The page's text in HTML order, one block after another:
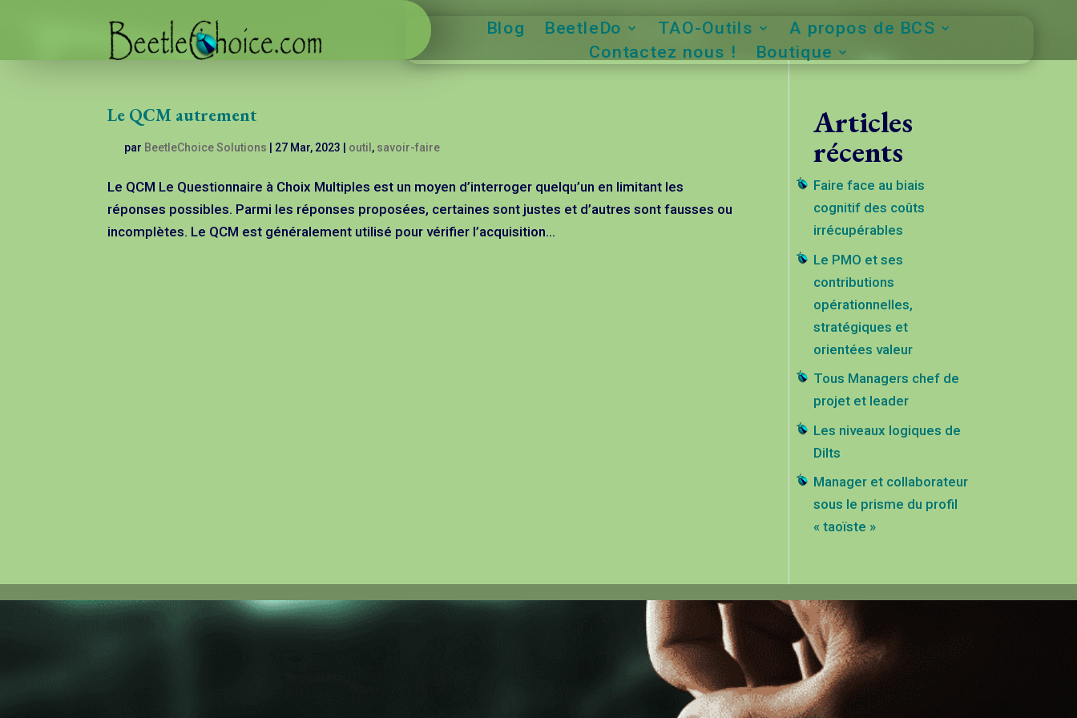
Blog BeetleDo TAO-Outils
A propos de BCS
Contactez nous !
Boutique
Le QCM autrement
par BeetleChoice Solutions | 27 Mar, 2023 | outil, savoir-faire
Le QCM Le Questionnaire à Choix Multiples est un moyen d’interroger quelqu’un en limitant les
réponses possibles. Parmi les réponses proposées, certaines sont justes et d’autres sont fausses ou
incomplètes. Le QCM est généralement utilisé pour vérifier l’acquisition...
Articles
récents
Faire face au biais
cognitif des coûts
irrécupérables
Le PMO et ses
contributions
opérationnelles,
stratégiques et
orientées valeur
Tous Managers chef de
projet et leader
Les niveaux logiques de
Dilts
Manager et collaborateur
sous le prisme du profil
« taoïste »